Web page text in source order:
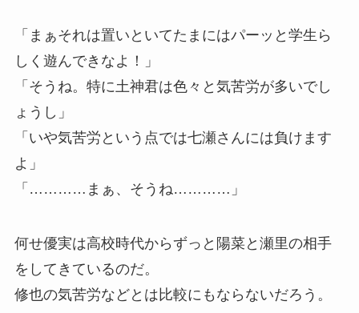
「まぁそれは置いといてたまにはパーッと学生ら
しく遊んできなよ！」
「そうね。特に土神君は色々と気苦労が多いでし
ょうし」
「いや気苦労という点では七瀬さんには負けます
よ」
「…………まぁ、そうね…………」
何せ優実は高校時代からずっと陽菜と瀬里の相手
をしてきているのだ。
修也の気苦労などとは比較にもならないだろう。